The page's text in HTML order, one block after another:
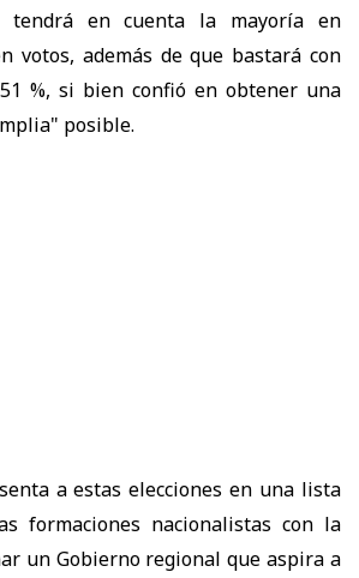
tendrá en cuenta la mayoría en
votos, además de que bastará con
%, si bien confió en obtener una
posible.
a estas elecciones en una lista
formaciones nacionalistas con la
un Gobierno regional que aspira a